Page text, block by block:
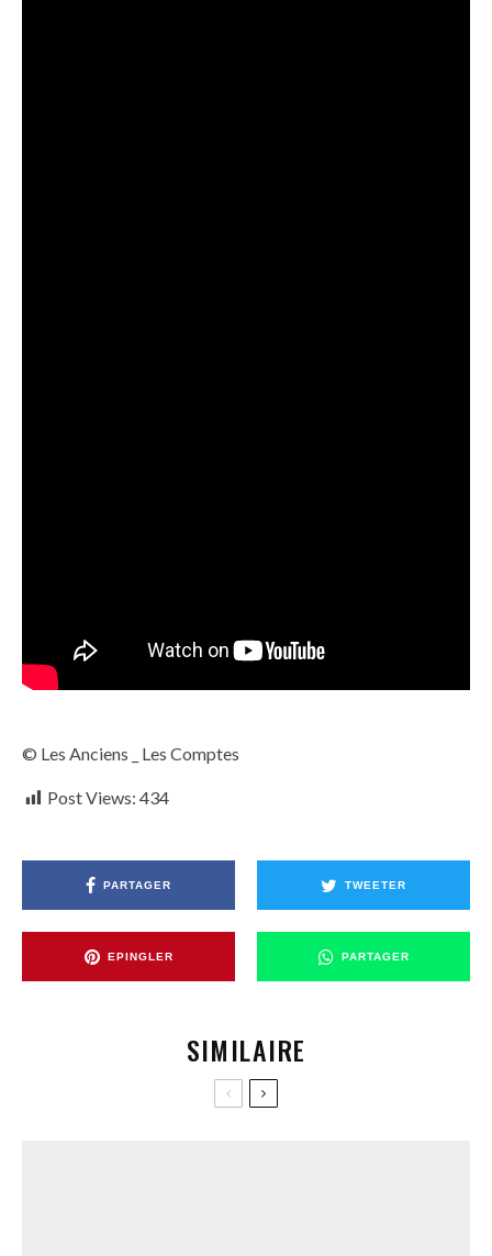
© Les Anciens _ Les Comptes
Post Views: 434
PARTAGER TWEETER
EPINGLER PARTAGER
SIMILAIRE